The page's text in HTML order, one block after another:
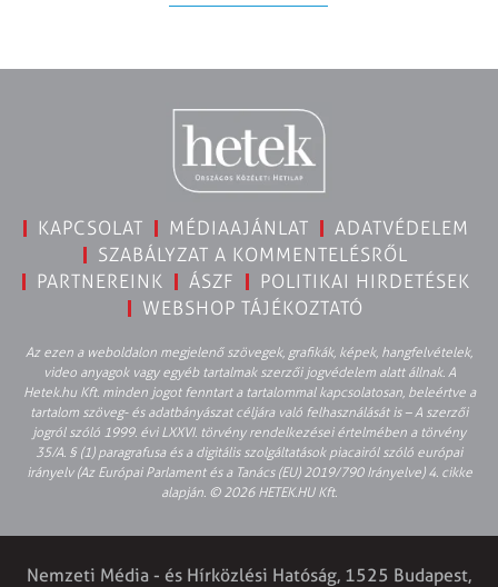
KAPCSOLAT MÉDIAAJÁNLAT
ADATVÉDELEM
SZABÁLYZAT A KOMMENTELÉSRŐL
PARTNEREINK
ÁSZF
POLITIKAI HIRDETÉSEK
WEBSHOP TÁJÉKOZTATÓ
Az ezen a weboldalon megjelenő szövegek, grafikák, képek, hangfelvételek,
video anyagok vagy egyéb tartalmak szerzői jogvédelem alatt állnak. A
Hetek.hu Kft. minden jogot fenntart a tartalommal kapcsolatosan, beleértve a
tartalom szöveg- és adatbányászat céljára való felhasználását is – A szerzői
jogról szóló 1999. évi LXXVI. törvény rendelkezései értelmében a törvény
35/A. § (1) paragrafusa és a digitális szolgáltatások piacairól szóló európai
irányelv (Az Európai Parlament és a Tanács (EU) 2019/790 Irányelve) 4. cikke
alapján. © 2026 HETEK.HU Kft.
Nemzeti Média - és Hírközlési Hatóság, 1525 Budapest,